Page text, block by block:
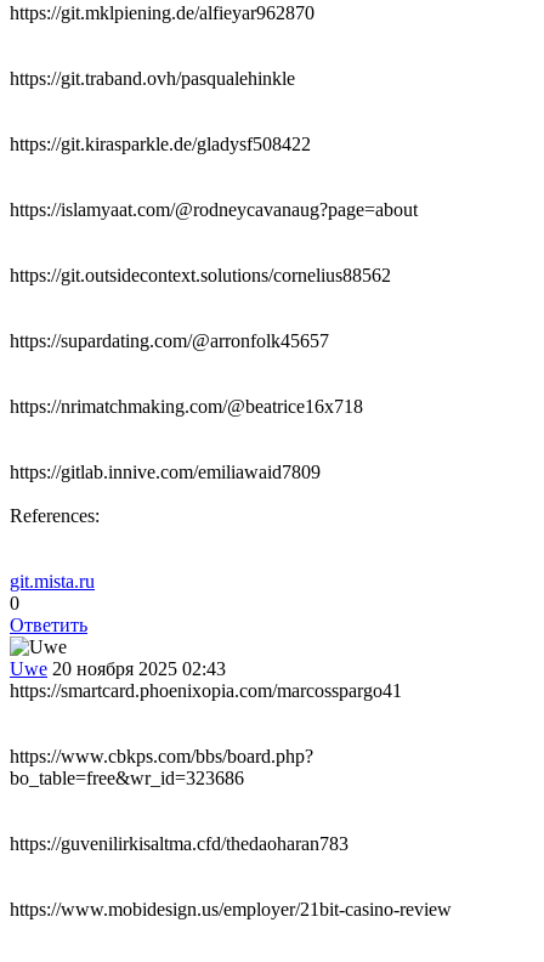
https://git.mklpiening.de/alfieyar962870
https://git.traband.ovh/pasqualehinkle
https://git.kirasparkle.de/gladysf508422
https://islamyaat.com/@rodneycavanaug?page=about
https://git.outsidecontext.solutions/cornelius88562
https://supardating.com/@arronfolk45657
https://nrimatchmaking.com/@beatrice16x718
https://gitlab.innive.com/emiliawaid7809
References:
git.mista.ru
0
Ответить
Uwe 20 ноября 2025 02:43
https://smartcard.phoenixopia.com/marcosspargo41
https://www.cbkps.com/bbs/board.php?
bo_table=free&wr_id=323686
https://guvenilirkisaltma.cfd/thedaoharan783
https://www.mobidesign.us/employer/21bit-casino-review